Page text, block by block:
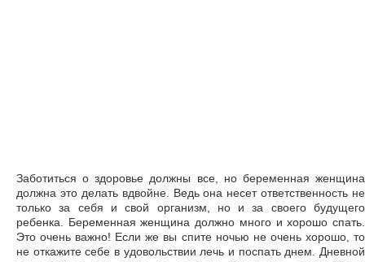
Заботиться о здоровье должны все, но беременная женщина
должна это делать вдвойне. Ведь она несет ответственность не
только за себя и свой организм, но и за своего будущего
ребенка. Беременная женщина должно много и хорошо спать.
Это очень важно! Если же вы спите ночью не очень хорошо, то
не откажите себе в удовольствии лечь и поспать днем. Дневной